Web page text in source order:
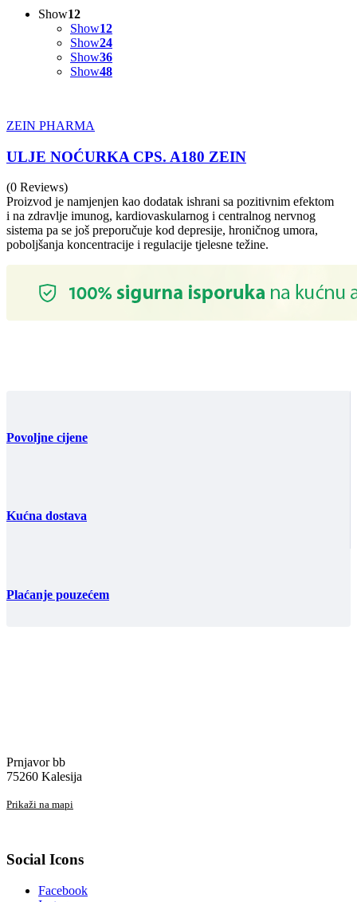
Show12
Show12
Show24
Show36
Show48
ZEIN PHARMA
ULJE NOĆURKA CPS. A180 ZEIN
(0 Reviews)
Proizvod je namjenjen kao dodatak ishrani sa pozitivnim efektom
i na zdravlje imunog, kardiovaskularnog i centralnog nervnog
sistema pa se još preporučuje kod depresije, hroničnog umora,
poboljšanja koncentracije i regulacije tjelesne težine.
Povoljne cijene
Kućna dostava
Plaćanje pouzećem
Prnjavor bb
75260 Kalesija
Prikaži na mapi
Social Icons
Facebook